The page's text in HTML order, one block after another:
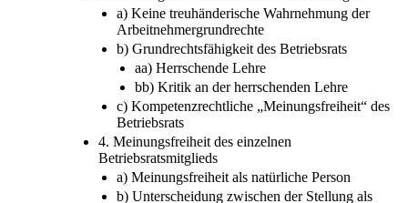
3. Meinungsfreiheit des Betriebsrats als Organ
a) Keine treuhänderische Wahrnehmung der
Arbeitnehmergrundrechte
b) Grundrechtsfähigkeit des Betriebsrats
aa) Herrschende Lehre
bb) Kritik an der herrschenden Lehre
c) Kompetenzrechtliche „Meinungsfreiheit“ des
Betriebsrats
4. Meinungsfreiheit des einzelnen
Betriebsratsmitglieds
a) Meinungsfreiheit als natürliche Person